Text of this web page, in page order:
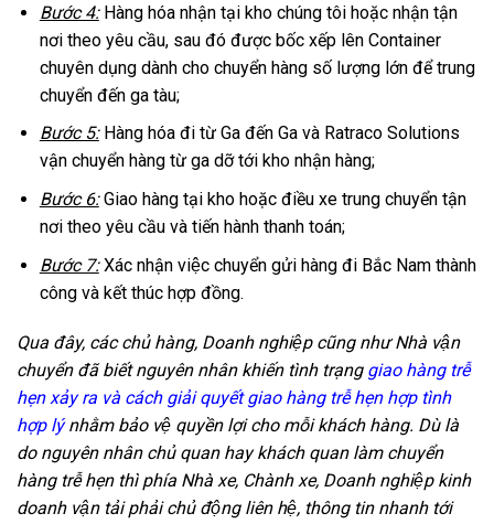
Bước 4:Hàng hóa nhận tại kho chúng tôi hoặc nhận tận
nơi theo yêu cầu, sau đó được bốc xếp lên Container
chuyên dụng dành cho chuyển hàng số lượng lớn để trung
chuyển đến ga tàu;
Bước 5:Hàng hóa đi từ Ga đến Ga và Ratraco Solutions
vận chuyển hàng từ ga dỡ tới kho nhận hàng;
Bước 6:Giao hàng tại kho hoặc điều xe trung chuyển tận
nơi theo yêu cầu và tiến hành thanh toán;
Bước 7:Xác nhận việc chuyển gửi hàng đi Bắc Nam thành
công và kết thúc hợp đồng.
Qua đây, các chủ hàng, Doanh nghiệp cũng như Nhà vận
chuyển đã biết nguyên nhân khiến tình trạng giao hàng trễ
hẹn xảy ra và cách giải quyết giao hàng trễ hẹn hợp tình
hợp lýnhằm bảo vệ quyền lợi cho mỗi khách hàng. Dù là
do nguyên nhân chủ quan hay khách quan làm chuyển
hàng trễ hẹn thì phía Nhà xe, Chành xe, Doanh nghiệp kinh
doanh vận tải phải chủ động liên hệ, thông tin nhanh tới